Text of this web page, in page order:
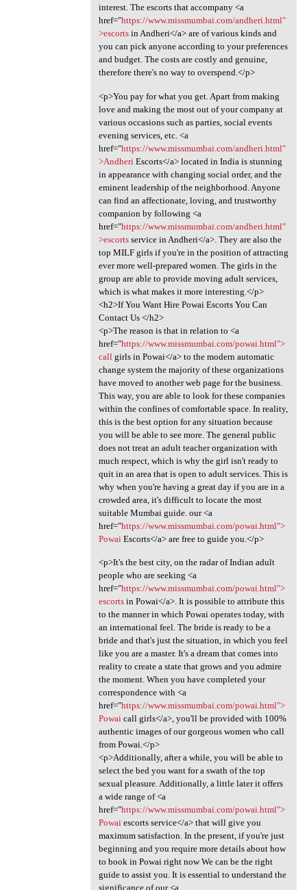
interest. The escorts that accompany <a
href="https://www.missmumbai.com/andheri.html"
>escortsin Andheri</a> are of various kinds and
you can pick anyone according to your preferences
and budget. The costs are costly and genuine,
therefore there's no way to overspend.</p>
<p>You pay for what you get. Apart from making
love and making the most out of your company at
various occasions such as parties, social events
evening services, etc. <a
href="https://www.missmumbai.com/andheri.html"
>Andheri Escorts</a> located in India is stunning
in appearance with changing social order, and the
eminent leadership of the neighborhood. Anyone
can find an affectionate, loving, and trustworthy
companion by following <a
href="https://www.missmumbai.com/andheri.html"
>escortsservice in Andheri</a>. They are also the
top MILF girls if you're in the position of attracting
ever more well-prepared women. The girls in the
group are able to provide moving adult services,
which is what makes it more interesting.</p>
<h2>If You Want Hire Powai Escorts You Can
Contact Us </h2>
<p>The reason is that in relation to <a
href="https://www.missmumbai.com/powai.html">
call girls in Powai</a> to the modern automatic
change system the majority of these organizations
have moved to another web page for the business.
This way, you are able to look for these companies
within the confines of comfortable space. In reality,
this is the best option for any situation because
you will be able to see more. The general public
does not treat an adult teacher organization with
much respect, which is why the girl isn't ready to
quit in an area that is open to adult services. This is
why when you're having a great day if you are in a
crowded area, it's difficult to locate the most
suitable Mumbai guide. our <a
href="https://www.missmumbai.com/powai.html">
Powai Escorts</a> are free to guide you.</p>
<p>It's the best city, on the radar of Indian adult
people who are seeking <a
href="https://www.missmumbai.com/powai.html">
escortsin Powai</a>. It is possible to attribute this
to the manner in which Powai operates today, with
an international feel. The bride is ready to be a
bride and that's just the situation, in which you feel
like you are a master. It's a dream that comes into
reality to create a state that grows and you admire
the moment. When you have completed your
correspondence with <a
href="https://www.missmumbai.com/powai.html">
Powaicall girls</a>, you'll be provided with 100%
authentic images of our gorgeous women who call
from Powai.</p>
<p>Additionally, after a while, you will be able to
select the bed you want for a swath of the top
sexual pleasure. Additionally, a little later it offers
a wide range of <a
href="https://www.missmumbai.com/powai.html">
Powaiescorts service</a> that will give you
maximum satisfaction. In the present, if you're just
beginning and you require more details about how
to book in Powai right now We can be the right
guide to assist you. It is essential to understand the
significance of our <a